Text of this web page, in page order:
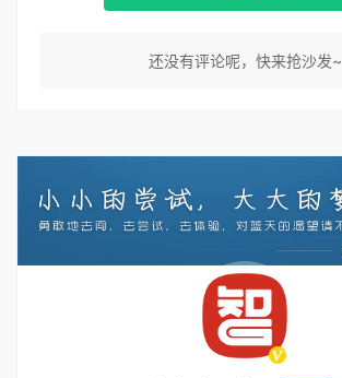
还没有评论呢，快来抢沙发~